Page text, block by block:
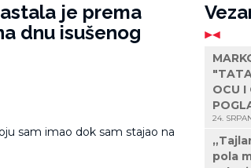
je prema
dnu isušenog
OCU I
24.
pola